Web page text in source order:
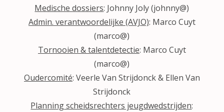
Medische dossiers: Johnny Joly (johnny@)
Admin. verantwoordelijke (AVJO): Marco Cuyt
(marco@)
Tornooien & talentdetectie: Marco Cuyt
(marco@)
Oudercomité: Veerle Van Strijdonck & Ellen Van
Strijdonck
Planning scheidsrechters jeugdwedstrijden: